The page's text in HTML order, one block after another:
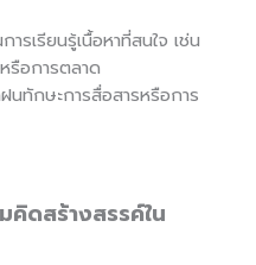
รเรียนรู้เนื้อหาที่สนใจ เช่น
รือการตลาด
ทักษะการสื่อสารหรือการ
ดสร้างสรรค์ใน